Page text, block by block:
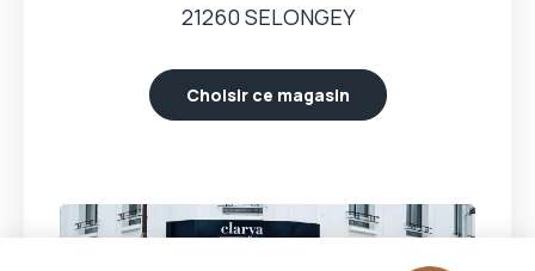
21260 SELONGEY
Choisir ce magasin